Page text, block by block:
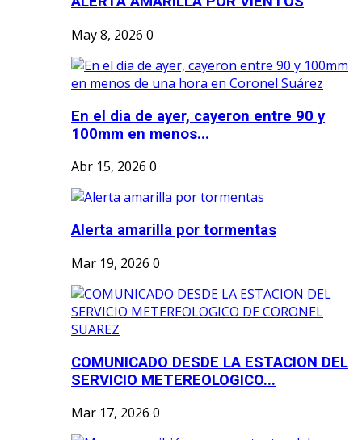
May 8, 2026 0
En el dia de ayer, cayeron entre 90 y
100mm en menos...
Abr 15, 2026 0
Alerta amarilla por tormentas
Mar 19, 2026 0
COMUNICADO DESDE LA ESTACION DEL
SERVICIO METEREOLOGICO...
Mar 17, 2026 0